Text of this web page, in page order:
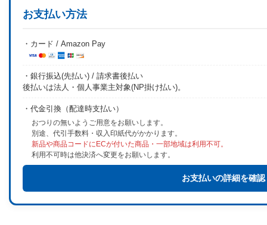
お支払い方法
・カード / Amazon Pay
・銀行振込(先払い) / 請求書後払い
後払いは法人・個人事業主対象(NP掛け払い)。
・代金引換（配達時支払い）
おつりの無いようご用意をお願いします。
別途、代引手数料・収入印紙代がかかります。
新品や商品コードにECが付いた商品・一部地域は利用不可。
利用不可時は他決済へ変更をお願いします。
お支払いの詳細を確認